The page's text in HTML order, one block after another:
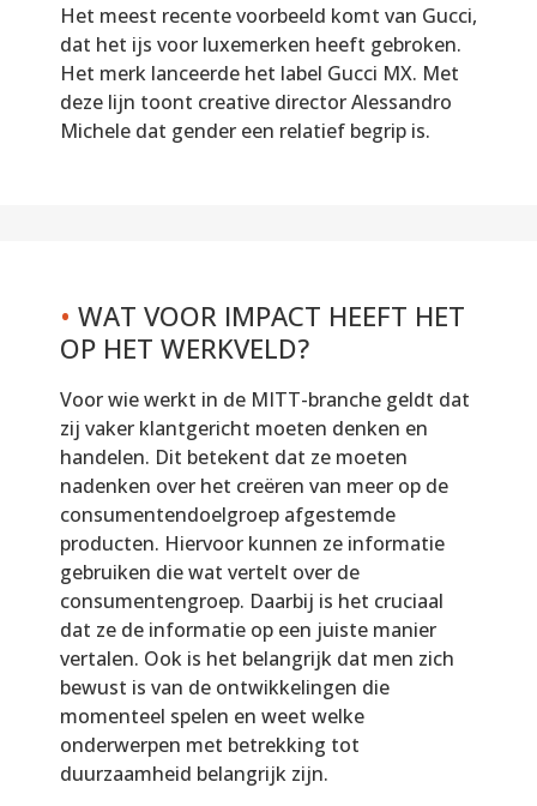
Het meest recente voorbeeld komt van Gucci,
dat het ijs voor luxemerken heeft gebroken.
Het merk lanceerde het label Gucci MX. Met
deze lijn toont creative director Alessandro
Michele dat gender een relatief begrip is.
• WAT VOOR IMPACT HEEFT HET
OP HET WERKVELD?
Voor wie werkt in de MITT-branche geldt dat
zij vaker klantgericht moeten denken en
handelen. Dit betekent dat ze moeten
nadenken over het creëren van meer op de
consumentendoelgroep afgestemde
producten. Hiervoor kunnen ze informatie
gebruiken die wat vertelt over de
consumentengroep. Daarbij is het cruciaal
dat ze de informatie op een juiste manier
vertalen. Ook is het belangrijk dat men zich
bewust is van de ontwikkelingen die
momenteel spelen en weet welke
onderwerpen met betrekking tot
duurzaamheid belangrijk zijn.